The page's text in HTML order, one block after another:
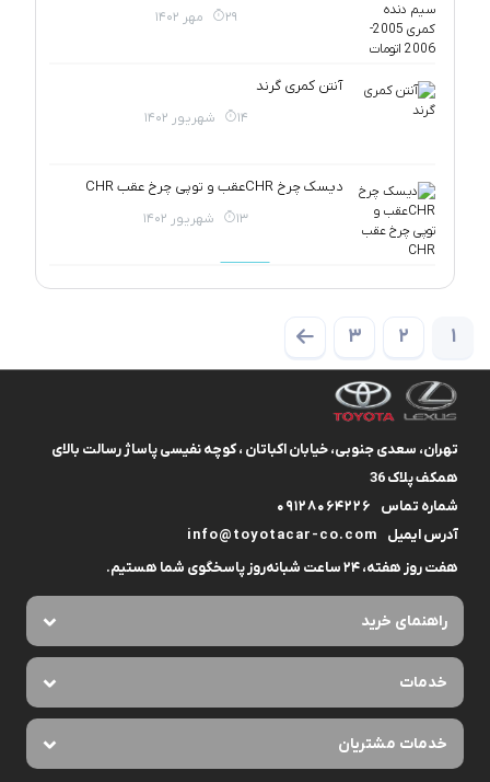
29 مهر 1402
آنتن کمری گرند
14 شهریور 1402
دیسک چرخ CHRعقب و توپی چرخ عقب CHR
13 شهریور 1402
1
2
3
تهران، سعدی جنوبی، خیابان اکباتان ، کوچه نفیسی پاساژ رسالت بالای
همکف پلاک 36
شماره تماس
09128064226
آدرس ایمیل
info@toyotacar-co.com
هفت روز هفته، ۲۴ ساعت شبانه‌روز پاسخگوی شما هستیم.
راهنمای خرید
خدمات
خدمات مشتریان